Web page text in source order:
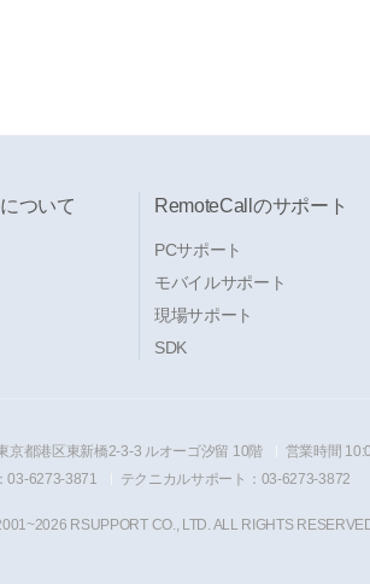
ついて RemoteCallのサポート
PCサポート
モバイルサポート
現場サポート
SDK
京都港区東新橋2-3-3 ルオーゴ汐留 10階
営業時間
03-6273-3871
テクニカルサポート：03-6273-3872
RSUPPORT CO., LTD. ALL RIGHTS